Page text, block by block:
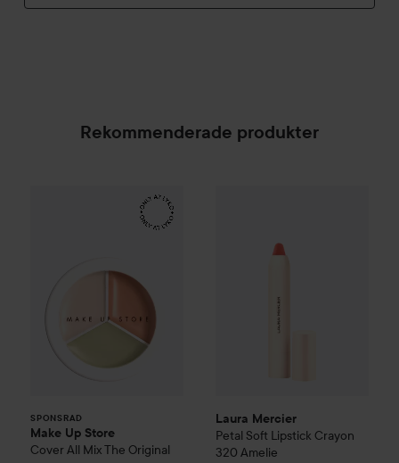
Rekommenderade produkter
SPONSRAD
Make Up Store
Cover All MixThe Original
Make Up Store
Laura Mercier
Petal Soft Lipstick Crayon
320 Amelie